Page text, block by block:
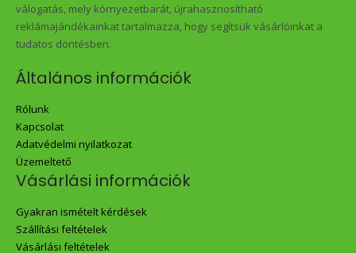
válogatás, mely környezetbarát, újrahasznosítható
reklámajándékainkat tartalmazza, hogy segítsük vásárlóinkat a
tudatos döntésben.
Általános információk
Rólunk
Kapcsolat
Adatvédelmi nyilatkozat
Üzemeltető
Vásárlási információk
Gyakran ismételt kérdések
Szállítási feltételek
Vásárlási feltételek